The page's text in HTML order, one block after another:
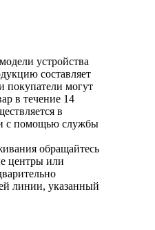
устройства
составляет
покупатели могут
в течение 14
в
с помощью службы
обращайтесь
центры или
линии, указанный